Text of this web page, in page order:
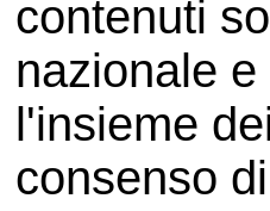
contenuti
nazionale
l'insieme
consenso